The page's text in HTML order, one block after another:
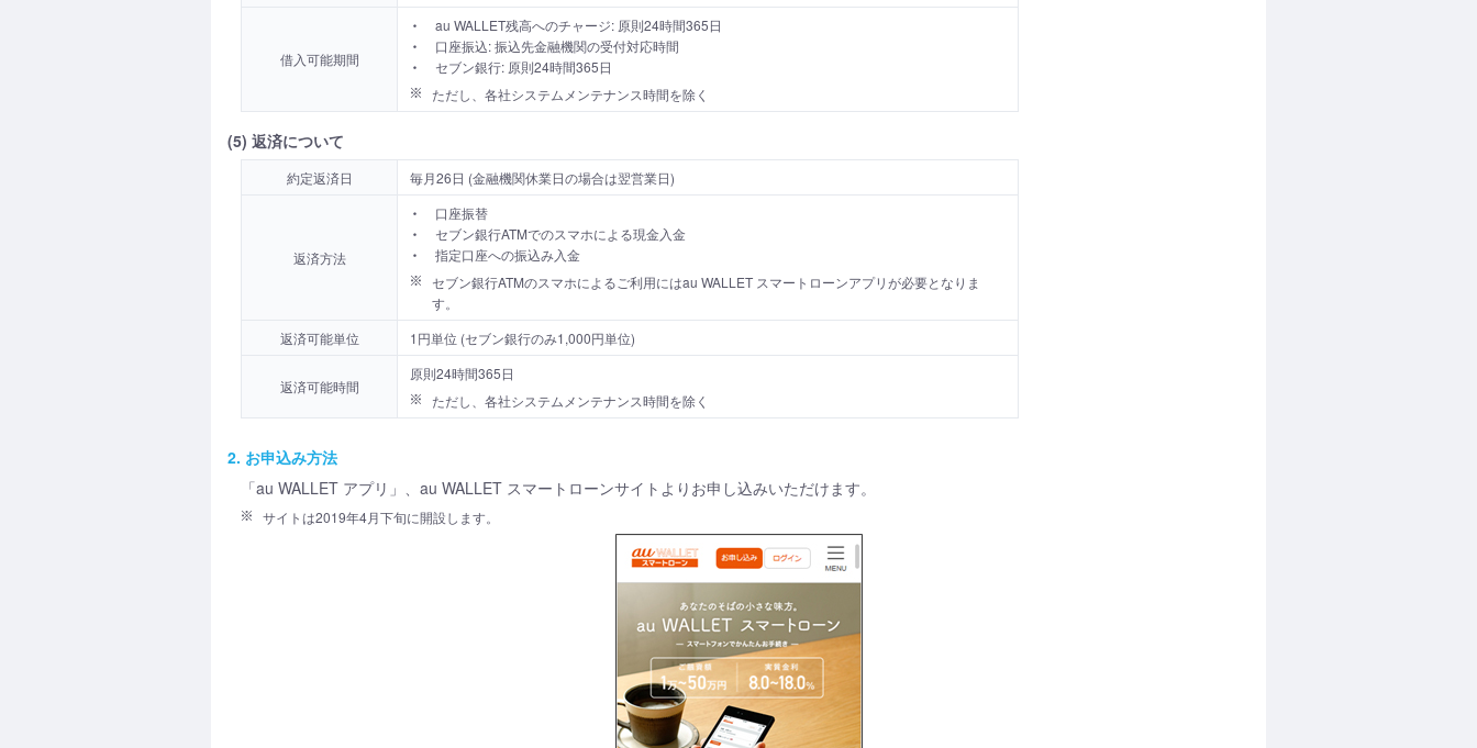
借入可能期間
au WALLET残高へのチャージ: 原則24時間365日
口座振込: 振込先金融機関の受付対応時間
セブン銀行: 原則24時間365日
ただし、各社システムメンテナンス時間を除く
(5) 返済について
約定返済日 毎月26日 (金融機関休業日の場合は翌営業日)
返済方法
口座振替
セブン銀行ATMでのスマホによる現金入金
指定口座への振込み入金
セブン銀行ATMのスマホによるご利用にはau WALLET スマートローンアプリが必要となりま
す。
返済可能単位
1円単位 (セブン銀行のみ1,000円単位)
返済可能時間
原則24時間365日
ただし、各社システムメンテナンス時間を除く
2. お申込み方法
「au WALLET アプリ」、au WALLET スマートローンサイトよりお申し込みいただけます。
サイトは2019年4月下旬に開設します。